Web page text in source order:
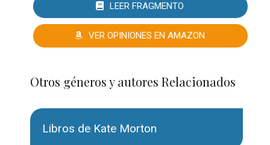
LEER FRAGMENTO
VER OPINIONES EN AMAZON
Otros géneros y autores Relacionados
Libros de Kate Morton